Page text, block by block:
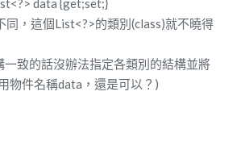
data {get;set;}
同，這個List<?>的類別(class)就不曉得
一致的話沒辦法指定各類別的結構並將
物件名稱data，還是可以？)